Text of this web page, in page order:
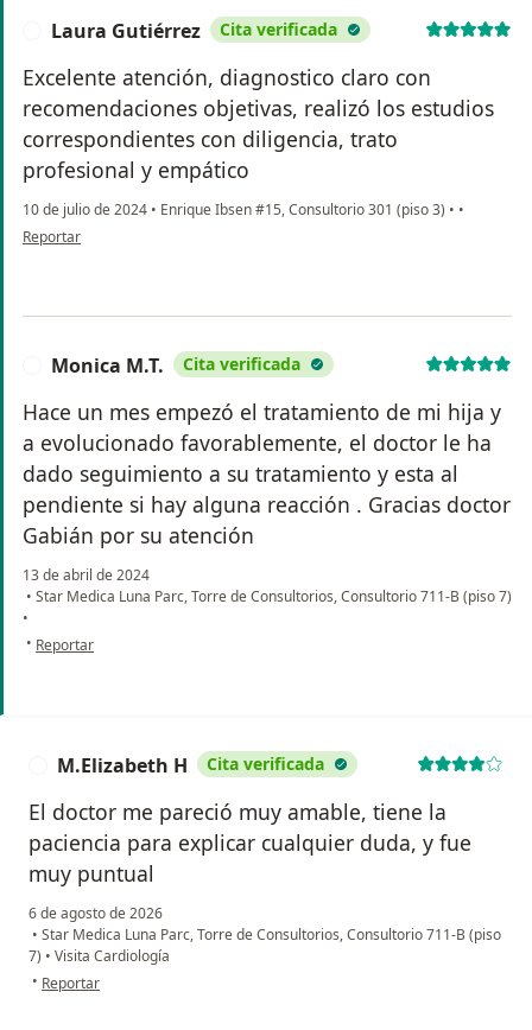
Laura Gutiérrez Cita verificada
Excelente atención, diagnostico claro con
recomendaciones objetivas, realizó los estudios
correspondientes con diligencia, trato
profesional y empático
10 de julio de 2024 • Enrique Ibsen #15, Consultorio 301 (piso 3) • •
en opinión del usuario Laura Gutiérrez
Reportar
Monica M.T. Cita verificada
Hace un mes empezó el tratamiento de mi hija y
a evolucionado favorablemente, el doctor le ha
dado seguimiento a su tratamiento y esta al
pendiente si hay alguna reacción . Gracias doctor
Gabián por su atención
13 de abril de 2024
• Star Medica Luna Parc, Torre de Consultorios, Consultorio 711-B (piso 7)
•
• en opinión del usuario Monica M.T.
Reportar
M.Elizabeth H Cita verificada
El doctor me pareció muy amable, tiene la
paciencia para explicar cualquier duda, y fue
muy puntual
6 de agosto de 2026
• Star Medica Luna Parc, Torre de Consultorios, Consultorio 711-B (piso
7) • Visita Cardiología
• en opinión del usuario M.Elizabeth H
Reportar